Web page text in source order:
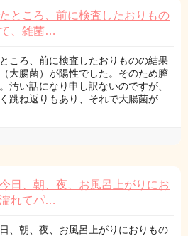
ところ、前に検査したおりもの
、雑菌…
ころ、前に検査したおりものの結果
大腸菌）が陽性でした。そのため膣
汚い話になり申し訳ないのですが、
跳ね返りもあり、それで大腸菌が…
日、朝、夜、お風呂上がりにお
れてパ…
、朝、夜、お風呂上がりにおりもの